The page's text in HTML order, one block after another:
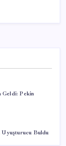
Pekin
Uyuşturucu Buldu